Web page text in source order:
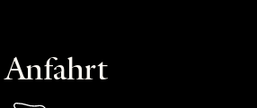
Anfahrt